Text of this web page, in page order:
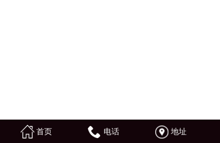
首页 电话 地址